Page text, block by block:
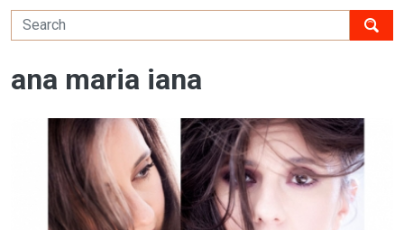
ana maria iana